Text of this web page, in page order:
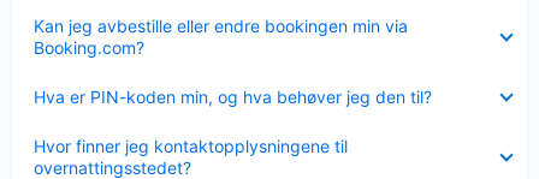
Kan jeg avbestille eller endre bookingen min via
Booking.com?
mindre
Hva er PIN-koden min, og hva behøver jeg den til?
mindre
Hvor finner jeg kontaktopplysningene til
overnattingsstedet?
mindre